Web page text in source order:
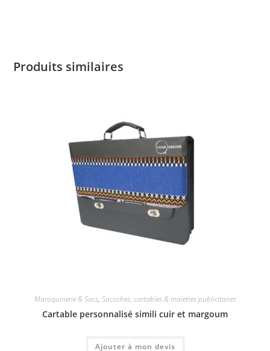
Produits similaires
Maroquinerie & Sacs, Sacoches, cartables & malettes publicitaires
Cartable personnalisé simili cuir et margoum
Ajouter à mon devis